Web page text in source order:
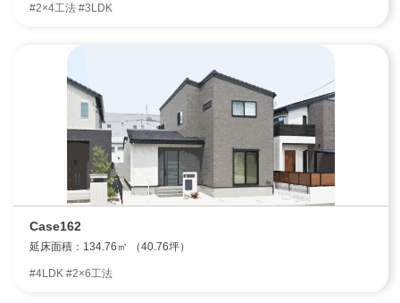
#2×4工法 #3LDK
Case162
延床面積：134.76㎡ （40.76坪）
#4LDK #2×6工法